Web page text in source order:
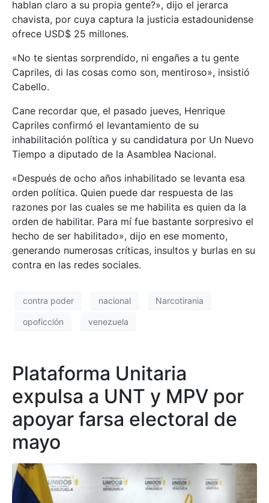
hablan claro a su propia gente?», dijo el jerarca
chavista, por cuya captura la justicia estadounidense
ofrece USD$ 25 millones.
«No te sientas sorprendido, ni engañes a tu gente
Capriles, di las cosas como son, mentiroso», insistió
Cabello.
Cane recordar que, el pasado jueves, Henrique
Capriles confirmó el levantamiento de su
inhabilitación política y su candidatura por Un Nuevo
Tiempo a diputado de la Asamblea Nacional.
«Después de ocho años inhabilitado se levanta esa
orden política. Quien puede dar respuesta de las
razones por las cuales se me habilita es quien da la
orden de habilitar. Para mí fue bastante sorpresivo el
hecho de ser habilitado», dijo en ese momento,
generando numerosas críticas, insultos y burlas en su
contra en las redes sociales.
contra poder nacional Narcotirania
opoficción venezuela
Plataforma Unitaria
expulsa a UNT y MPV por
apoyar farsa electoral de
mayo